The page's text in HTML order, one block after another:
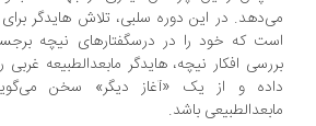
در این دوره سلبی، تلاش هایدگر برای غلبه بر
که خود را در درسگفتارهای نیچه برجسته
افکار نیچه، هایدگر مابعدالطبیعه غربی را با
و از یک «آغاز دیگر» سخن می‌گوید که
باشد.